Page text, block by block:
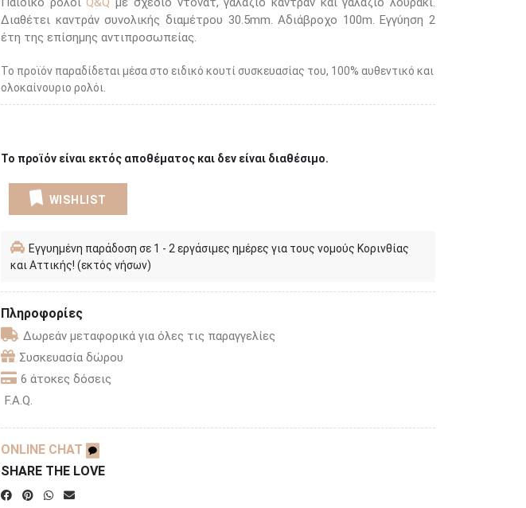
Διαθέτει καντράν συνολικής διαμέτρου 30.5mm. Αδιάβροχο 100m. Εγγύηση 2
έτη της επίσημης αντιπροσωπείας.
Το προϊόν παραδίδεται μέσα στο ειδικό κουτί συσκευασίας του, 100% αυθεντικό και
ολοκαίνουριο ρολόι.
Το προϊόν είναι εκτός αποθέματος και δεν είναι διαθέσιμο.
WISHLIST
Εγγυημένη παράδοση σε 1 - 2 εργάσιμες ημέρες για τους νομούς Κορινθίας
και Αττικής! (εκτός νήσων)
Πληροφορίες
Δωρεάν μεταφορικά για όλες τις παραγγελίες
Συσκευασία δώρου
6 άτοκες δόσεις
F.A.Q.
ONLINE CHAT
SHARE THE LOVE